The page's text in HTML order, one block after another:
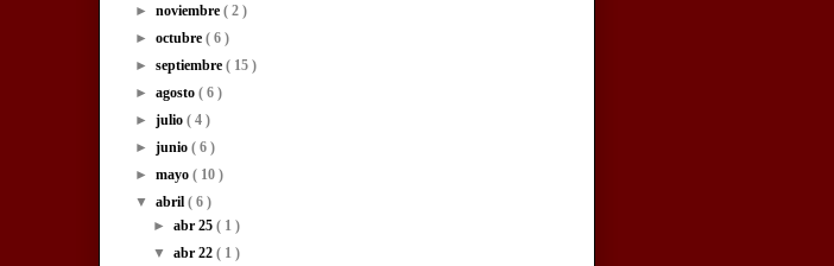
►noviembre( 2 )
►octubre( 6 )
►septiembre( 15 )
►agosto( 6 )
►julio( 4 )
►junio( 6 )
►mayo( 10 )
▼abril( 6 )
► abr 25 ( 1 )
▼ abr 22 ( 1 )